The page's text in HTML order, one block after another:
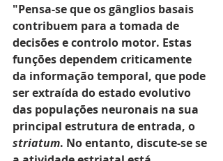
"Pensa-se que os gânglios basais
contribuem para a tomada de
decisões e controlo motor. Estas
funções dependem criticamente
da informação temporal, que pode
ser extraída do estado evolutivo
das populações neuronais na sua
principal estrutura de entrada, o
striatum. No entanto, discute-se se